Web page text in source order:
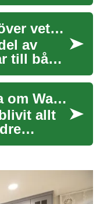
Möbler: Allt du behöver veta om sovrum och sängar
av
till både
När det
sängen
Allt du behöver veta om Walk-in badkar för seniorer
allt
bada